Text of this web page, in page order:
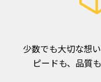
少数でも大切な想
ピードも、品質